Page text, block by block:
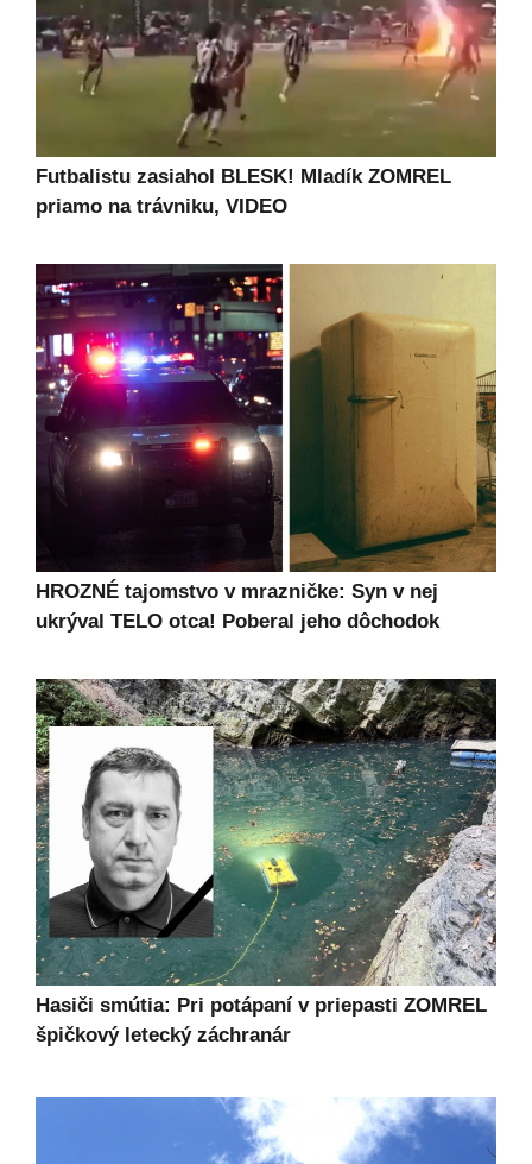
Futbalistu zasiahol BLESK! Mladík ZOMREL
priamo na trávniku, VIDEO
HROZNÉ tajomstvo v mrazničke: Syn v nej
ukrýval TELO otca! Poberal jeho dôchodok
Hasiči smútia: Pri potápaní v priepasti ZOMREL
špičkový letecký záchranár